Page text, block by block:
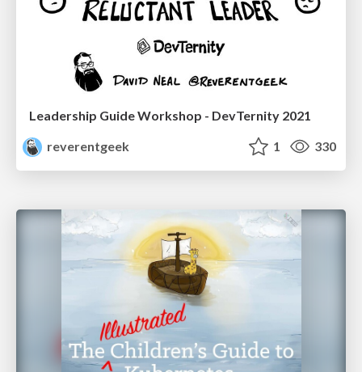
Leadership Guide Workshop - DevTernity 2021
reverentgeek
1 330